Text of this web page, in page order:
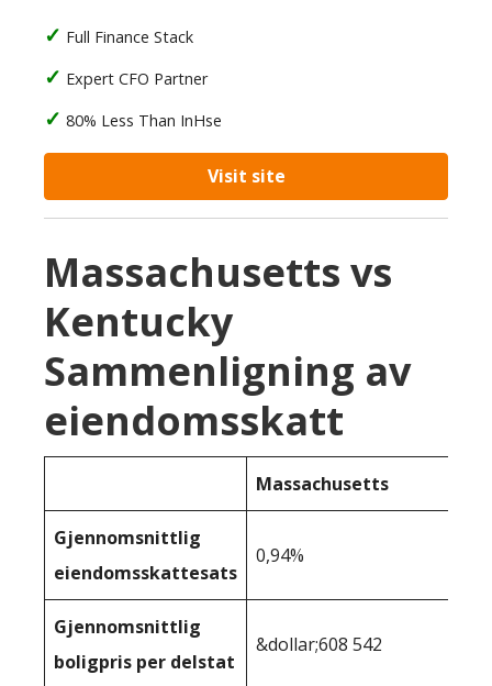
Full Finance Stack
Expert CFO Partner
80% Less Than InHse
Visit site
Massachusetts vs
Kentucky
Sammenligning av
eiendomsskatt
Massachusetts
Gjennomsnittlig
eiendomsskattesats
0,94%
Gjennomsnittlig
boligpris per delstat
&dollar;608 542